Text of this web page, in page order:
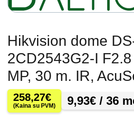
Hikvision dome
2CD2543G2-I
MP, 30 m. IR,
258,27€
(Kaina su PVM) 9,93€ / 36